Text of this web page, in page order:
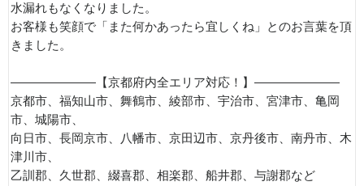
水漏れもなくなりました。
お客様も笑顔で「また何かあったら宜しくね」とのお言葉を頂
きました。
———————【京都府内全エリア対応！】———————
京都市、福知山市、舞鶴市、綾部市、宇治市、宮津市、亀岡
市、城陽市、
向日市、長岡京市、八幡市、京田辺市、京丹後市、南丹市、木
津川市、
乙訓郡、久世郡、綴喜郡、相楽郡、船井郡、与謝郡など